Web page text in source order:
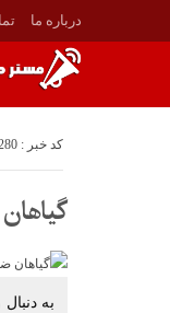
درباره ما
کد خبر : 9280
به